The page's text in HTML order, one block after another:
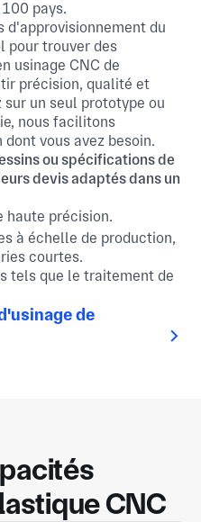
pays.
d'approvisionnement du
pour trouver des
usinage CNC de
précision, qualité et
un seul prototype ou
nous facilitons
vous avez besoin.
ou spécifications de
devis adaptés dans un
haute précision.
à échelle de production,
courtes.
tels que le traitement de
de
CNC